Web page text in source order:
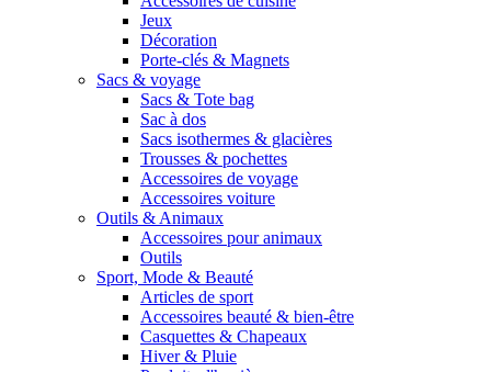
Jeux
Décoration
Porte-clés & Magnets
Sacs & voyage
Sacs & Tote bag
Sac à dos
Sacs isothermes & glacières
Trousses & pochettes
Accessoires de voyage
Accessoires voiture
Outils & Animaux
Accessoires pour animaux
Outils
Sport, Mode & Beauté
Articles de sport
Accessoires beauté & bien-être
Casquettes & Chapeaux
Hiver & Pluie